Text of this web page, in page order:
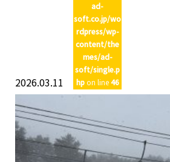
2026.03.11
ad-
soft.co.jp/wo
rdpress/wp-
content/the
mes/ad-
soft/single.p
hpon line46